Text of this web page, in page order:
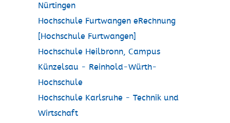
Nürtingen
Hochschule Furtwangen eRechnung
[Hochschule Furtwangen]
Hochschule Heilbronn, Campus
Künzelsau - Reinhold-Würth-
Hochschule
Hochschule Karlsruhe - Technik und
Wirtschaft